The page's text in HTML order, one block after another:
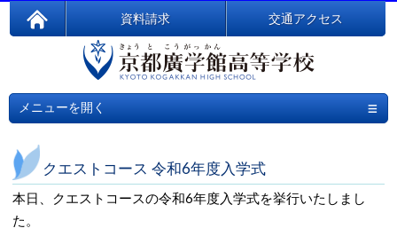
資料請求 交通アクセス
メニューを開く ≡
クエストコース 令和6年度入学式
本日、クエストコースの令和6年度入学式を挙行いたしまし
た。